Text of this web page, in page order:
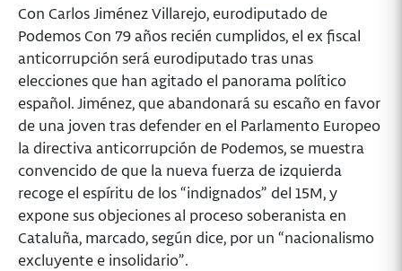
Con Carlos Jiménez Villarejo, eurodiputado de
Podemos Con 79 años recién cumplidos, el ex fiscal
anticorrupción será eurodiputado tras unas
elecciones que han agitado el panorama político
español. Jiménez, que abandonará su escaño en favor
de una joven tras defender en el Parlamento Europeo
la directiva anticorrupción de Podemos, se muestra
convencido de que la nueva fuerza de izquierda
recoge el espíritu de los “indignados” del 15M, y
expone sus objeciones al proceso soberanista en
Cataluña, marcado, según dice, por un “nacionalismo
excluyente e insolidario”.